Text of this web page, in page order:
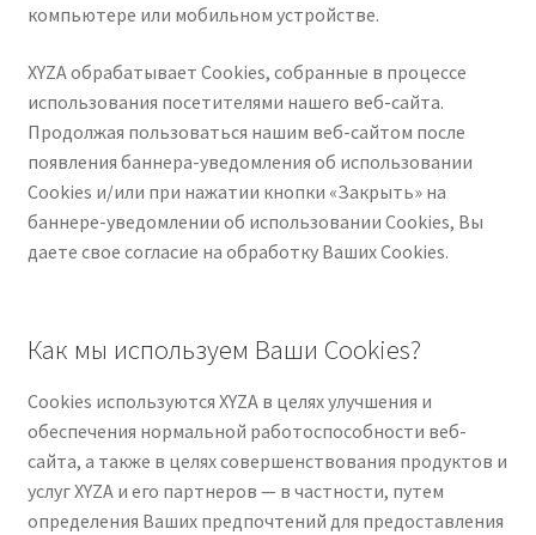
данных
Политика использования Cookies
ПУБЛИЧНАЯ ОФЕРТА
Услуги
компьютере или мобильном устройстве.
XYZA обрабатывает Cookies, собранные в процессе
использования посетителями нашего веб-сайта.
Продолжая пользоваться нашим веб-сайтом после
появления баннера-уведомления об использовании
Cookies и/или при нажатии кнопки «Закрыть» на
баннере-уведомлении об использовании Cookies, Вы
даете свое согласие на обработку Ваших Cookies.
Как мы используем Ваши Cookies?
Cookies используются XYZA в целях улучшения и
обеспечения нормальной работоспособности веб-
сайта, а также в целях совершенствования продуктов и
услуг XYZA и его партнеров — в частности, путем
определения Ваших предпочтений для предоставления